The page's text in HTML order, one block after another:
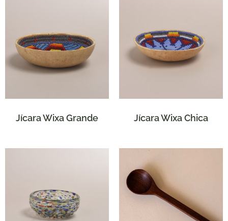
Jícara Wixa Grande Jícara Wixa Chica